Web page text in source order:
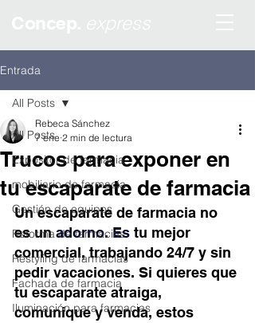
Entrada
All Posts
Expositor de farmacia
mobiliario de farmacia
Gestión de equipos
Reforma de farmacias
Restyling de farmacias
Fachada de farmacia
Iluminación para farmacias
All Posts
Trucos para exponer en
tu escaparate de farmacia
Rebeca Sánchez
7 ene 2 min de lectura
Un escaparate de farmacia no
es un adorno. Es tu mejor
comercial, trabajando 24/7 y sin
pedir vacaciones. Si quieres que
tu escaparate atraiga,
comunique y venda, estos